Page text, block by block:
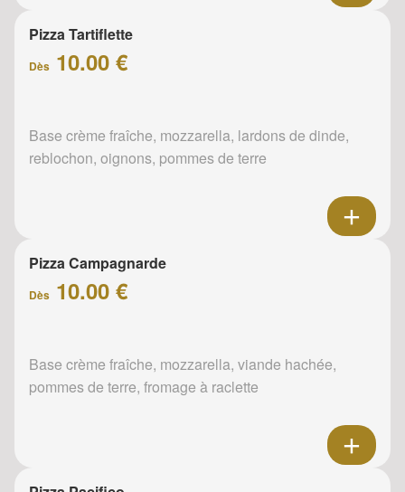
Pizza Tartiflette
Dès 10.00 €
Base crème fraîche, mozzarella, lardons de dinde,
reblochon, oignons, pommes de terre
Pizza Campagnarde
Dès 10.00 €
Base crème fraîche, mozzarella, viande hachée,
pommes de terre, fromage à raclette